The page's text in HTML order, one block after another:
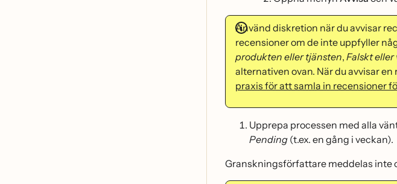
Använd diskretion när du avvisar
recensioner om de inte uppfyller
produkten eller tjänsten, Falskt eller
alternativen ovan. När du avvisar
praxis för att samla in recensioner
Upprepa processen med alla
Pending (t.ex. en gång i veckan).
Granskningsförfattare meddelas inte